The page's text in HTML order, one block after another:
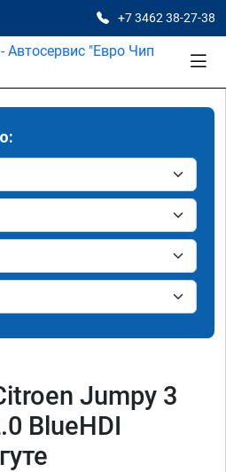
+7 3462 38-27-38
Jumpy 3
BlueHDI